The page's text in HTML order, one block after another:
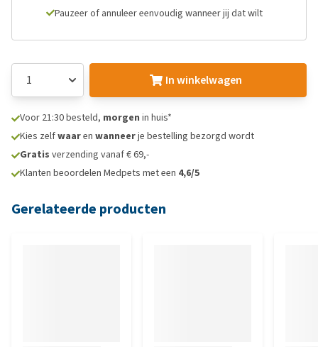
Pauzeer of annuleer eenvoudig wanneer jij dat wilt
In winkelwagen
Voor 21:30 besteld, morgen in huis*
Kies zelfwaaren wanneerje bestelling bezorgd wordt
Gratis verzending vanaf € 69,-
Klanten beoordelen Medpets met een 4,6/5
Gerelateerde producten